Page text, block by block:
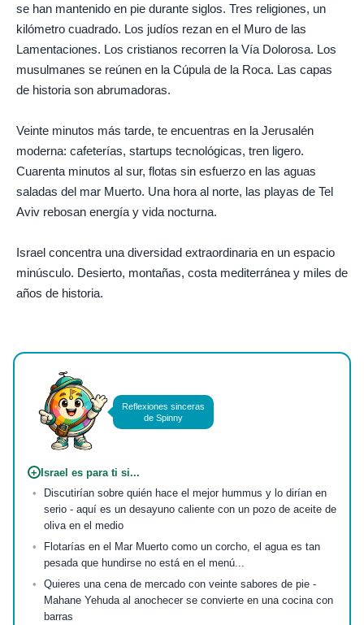
se han mantenido en pie durante siglos. Tres religiones, un
kilómetro cuadrado. Los judíos rezan en el Muro de las
Lamentaciones. Los cristianos recorren la Vía Dolorosa. Los
musulmanes se reúnen en la Cúpula de la Roca. Las capas
de historia son abrumadoras.
Veinte minutos más tarde, te encuentras en la Jerusalén
moderna: cafeterías, startups tecnológicas, tren ligero.
Cuarenta minutos al sur, flotas sin esfuerzo en las aguas
saladas del mar Muerto. Una hora al norte, las playas de Tel
Aviv rebosan energía y vida nocturna.
Israel concentra una diversidad extraordinaria en un espacio
minúsculo. Desierto, montañas, costa mediterránea y miles de
años de historia.
Reflexiones sinceras
de Spinny
+ Israel es para ti si...
Discutirían sobre quién hace el mejor hummus y lo dirían en
serio - aquí es un desayuno caliente con un pozo de aceite de
oliva en el medio
Flotarías en el Mar Muerto como un corcho, el agua es tan
pesada que hundirse no está en el menú...
Quieres una cena de mercado con veinte sabores de pie -
Mahane Yehuda al anochecer se convierte en una cocina con
barras